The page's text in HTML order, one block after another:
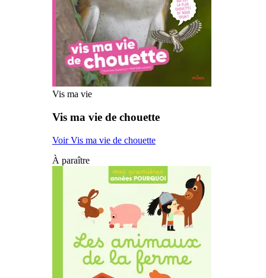
Vis ma vie
Vis ma vie de chouette
Voir Vis ma vie de chouette
À paraître